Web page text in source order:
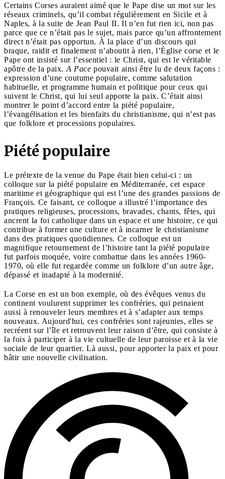
Certains Corses auraient aimé que le Pape dise un mot sur les
réseaux criminels, qu’il combat régulièrement en Sicile et à
Naples, à la suite de Jean Paul II. Il n’en fut rien ici, non pas
parce que ce n’était pas le sujet, mais parce qu’un affrontement
direct n’était pas opportun. À la place d’un discours qui
braque, raidit et finalement n’aboutit à rien, l’Église corse et le
Pape ont insisté sur l’essentiel : le Christ, qui est le véritable
apôtre de la paix. A Pace pouvait ainsi être lu de deux façons :
expression d’une coutume populaire, comme salutation
habituelle, et programme humain et politique pour ceux qui
suivent le Christ, qui lui seul apporte la paix. C’était ainsi
montrer le point d’accord entre la piété populaire,
l’évangélisation et les bienfaits du christianisme, qui n’est pas
que folklore et processions populaires.
Piété populaire
Le prétexte de la venue du Pape était bien celui-ci : un
colloque sur la piété populaire en Méditerranée, cet espace
maritime et géographique qui est l’une des grandes passions de
François. Ce faisant, ce colloque a illustré l’importance des
pratiques religieuses, processions, bravades, chants, fêtes, qui
ancrent la foi catholique dans un espace et une histoire, ce qui
contribue à former une culture et à incarner le christianisme
dans des pratiques quotidiennes. Ce colloque est un
magnifique retournement de l’histoire tant la piété populaire
fut parfois moquée, voire combattue dans les années 1960-
1970, où elle fut regardée comme un folklore d’un autre âge,
dépassé et inadapté à la modernité.
La Corse en est un bon exemple, où des évêques venus du
continent voulurent supprimer les confréries, qui peinaient
aussi à renouveler leurs membres et à s’adapter aux temps
nouveaux. Aujourd'hui, ces confréries sont rajeunies, elles se
recréent sur l’île et retrouvent leur raison d’être, qui consiste à
la fois à participer à la vie cultuelle de leur paroisse et à la vie
sociale de leur quartier. Là aussi, pour apporter la paix et pour
bâtir une nouvelle civilisation.